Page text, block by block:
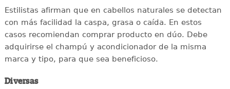
Estilistas afirman que en cabellos naturales se detectan
con más facilidad la caspa, grasa o caída. En estos
casos recomiendan comprar producto en dúo. Debe
adquirirse el champú y acondicionador de la misma
marca y tipo, para que sea beneficioso.
Diversas